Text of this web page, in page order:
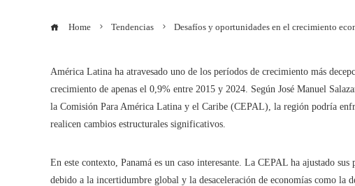
Home Tendencias Desafíos y oportunidades en el crecimiento
América Latina ha atravesado uno de los períodos de crecimiento más
crecimiento de apenas el 0,9% entre 2015 y 2024. Según José Manuel
la Comisión Para América Latina y el Caribe (CEPAL), la región podría
realicen cambios estructurales significativos.
En este contexto, Panamá es un caso interesante. La CEPAL ha ajustado
debido a la incertidumbre global y la desaceleración de economías como la